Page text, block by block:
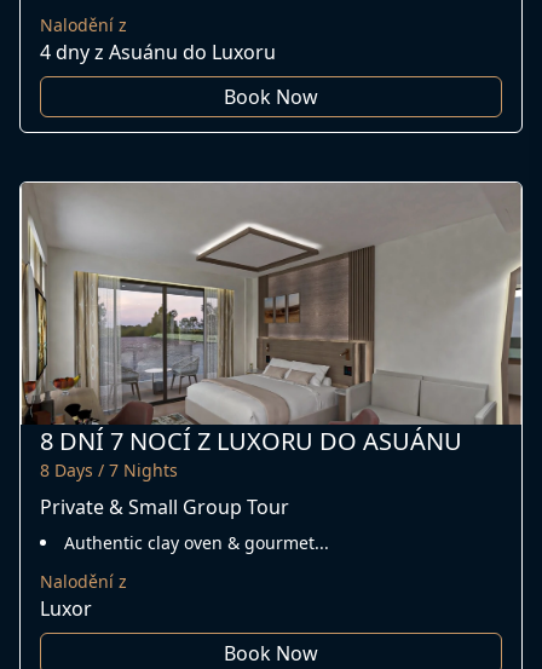
Nalodění z
4 dny z Asuánu do Luxoru
Book Now
8 DNÍ 7 NOCÍ Z LUXORU DO ASUÁNU
8 Days / 7 Nights
Private & Small Group Tour
Authentic clay oven & gourmet...
Nalodění z
Luxor
Book Now